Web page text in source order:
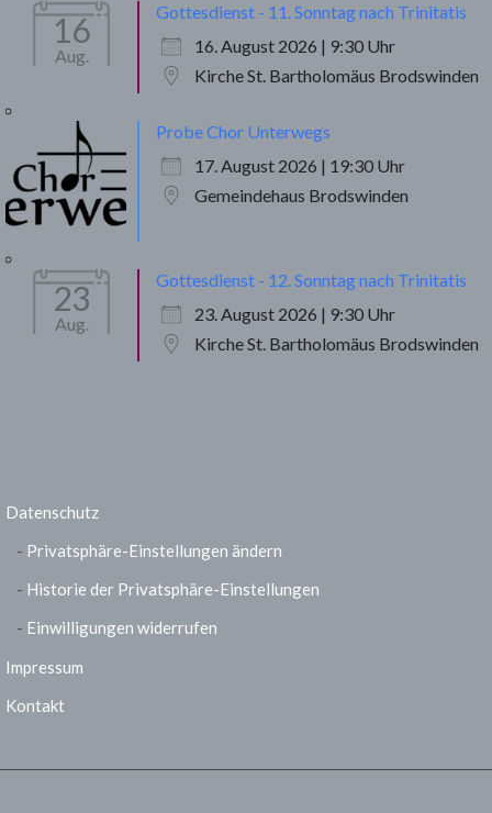
16
Aug.
Gottesdienst - 11. Sonntag nach Trinitatis
16. August 2026 | 9:30 Uhr
Kirche St. Bartholomäus Brodswinden
Probe Chor Unterwegs
17. August 2026 | 19:30 Uhr
Gemeindehaus Brodswinden
23
Aug.
Gottesdienst - 12. Sonntag nach Trinitatis
23. August 2026 | 9:30 Uhr
Kirche St. Bartholomäus Brodswinden
Datenschutz
Privatsphäre-Einstellungen ändern
Historie der Privatsphäre-Einstellungen
Einwilligungen widerrufen
Impressum
Kontakt